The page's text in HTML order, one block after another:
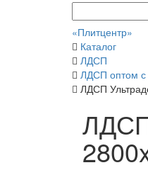
«Плитцентр»
Каталог
ЛДСП
ЛДСП оптом с
ЛДСП
ЛДСП